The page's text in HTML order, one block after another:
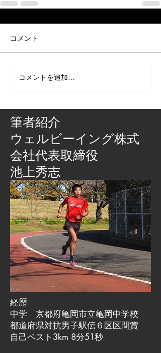
コメント
コメントを追加…
筆者紹介
​ウェルビーイング株式
会社代表取締役
池上秀志
経歴
中学 京都府亀岡市立亀岡中学校
都道府県対抗男子駅伝６区区間賞
自己ベスト3km 8分51秒